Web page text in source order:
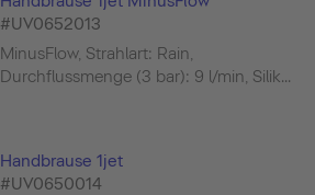
#UV0652013
MinusFlow, Strahlart: Rain,
Durchflussmenge (3 bar): 9 l/min, Silik...
Handbrause 1jet
#UV0650014